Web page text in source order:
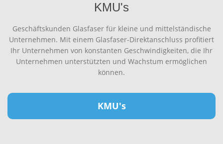
KMU's
Geschäftskunden Glasfaser für kleine und mittelständische
Unternehmen. Mit einem Glasfaser-Direktanschluss profitiert
Ihr Unternehmen von konstanten Geschwindigkeiten, die Ihr
Unternehmen unterstützten und Wachstum ermöglichen
können.
KMU's